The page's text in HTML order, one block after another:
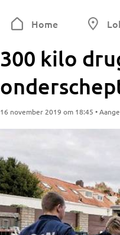
Home
300 kilo
16 november 2019 om 18:45 •